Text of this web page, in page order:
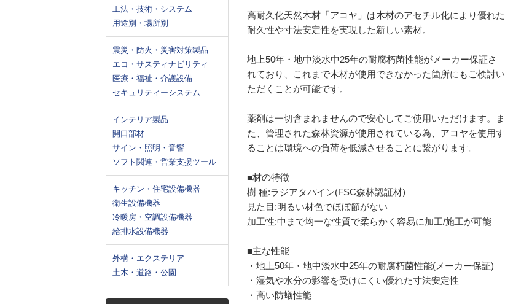
工法・技術・システム
用途別・場所別
震災・防火・災害対策製品
エコ・サスティナビリティ
医療・福祉・介護設備
セキュリティーシステム
インテリア製品
開口部材
サイン・照明・音響
ソフト関連・営業支援ツール
キッチン・住宅設備機器
衛生設備機器
冷暖房・空調設備機器
給排水設備機器
外構・エクステリア
土木・道路・公園
高耐久化天然木材「アコヤ」は木材のアセチル化により優れた
耐久性や寸法安定性を実現した新しい素材。
地上50年・地中淡水中25年の耐腐朽菌性能がメーカー保証さ
れており、これまで木材が使用できなかった箇所にもご検討い
ただくことが可能です。
薬剤は一切含まれませんので安心してご使用いただけます。ま
た、管理された森林資源が使用されている為、アコヤを使用す
ることは環境への負荷を低減させることに繋がります。
■材の特徴
樹 種:ラジアタパイン(FSC森林認証材)
見た目:明るい材色でほぼ節がない
加工性:中まで均一な性質で柔らかく容易に加工/施工が可能
■主な性能
・地上50年・地中淡水中25年の耐腐朽菌性能(メーカー保証)
・湿気や水分の影響を受けにくい優れた寸法安定性
・高い防蟻性能